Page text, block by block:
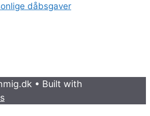
dåbsgaver
• Built with